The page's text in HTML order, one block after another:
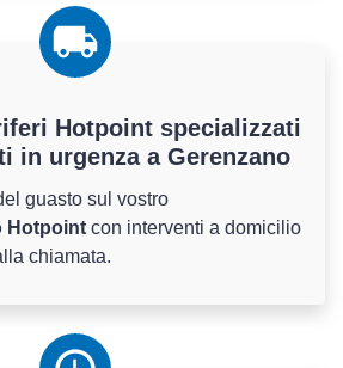
Hotpoint specializzati
in urgenza a Gerenzano
guasto sul vostro
Hotpoint con interventi a domicilio
chiamata.